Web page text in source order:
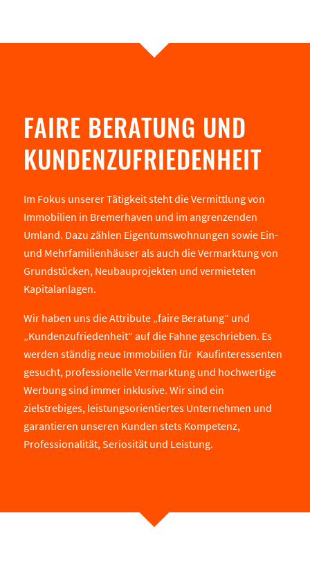
FAIRE BERATUNG UND
KUNDENZUFRIEDENHEIT
Im Fokus unserer Tätigkeit steht die Vermittlung von
Immobilien in Bremerhaven und im angrenzenden
Umland. Dazu zählen Eigentumswohnungen sowie Ein-
und Mehrfamilienhäuser als auch die Vermarktung von
Grundstücken, Neubauprojekten und vermieteten
Kapitalanlagen.
Wir haben uns die Attribute „faire Beratung“ und
„Kundenzufriedenheit“ auf die Fahne geschrieben. Es
werden ständig neue Immobilien für Kaufinteressenten
gesucht, professionelle Vermarktung und hochwertige
Werbung sind immer inklusive. Wir sind ein
zielstrebiges, leistungsorientiertes Unternehmen und
garantieren unseren Kunden stets Kompetenz,
Professionalität, Seriosität und Leistung.